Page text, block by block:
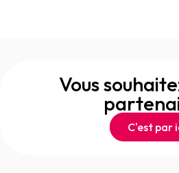
Vous
C'est par